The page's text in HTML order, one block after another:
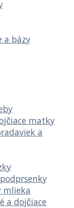
a bázy
matky
a
mlieka
a dojčiace